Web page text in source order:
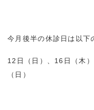
今月後半の休診日は以下
12日（日）、16日（木
（日）